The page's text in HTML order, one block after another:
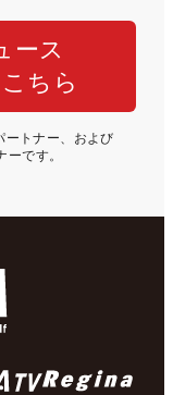
ース
ちら
ートナー、および
ーです。